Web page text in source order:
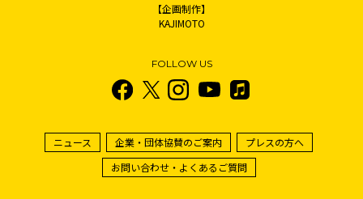
【企画制作】
KAJIMOTO
FOLLOW US
ニュース 企業・団体協賛のご案内
プレスの方へ
お問い合わせ・よくあるご質問